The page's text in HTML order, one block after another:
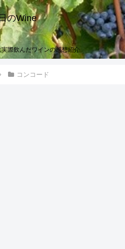
のWine
際飲んだワインの感想紹介
コンコード